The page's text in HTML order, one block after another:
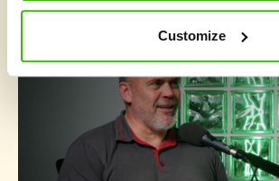
Customize